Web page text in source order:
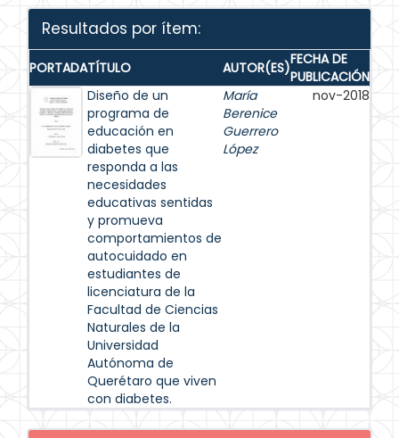
Resultados por ítem:
PORTADATÍTULO AUTOR(ES)FECHA DE
PUBLICACIÓN
Diseño de un
programa de
educación en
diabetes que
responda a las
necesidades
educativas sentidas
y promueva
comportamientos de
autocuidado en
estudiantes de
licenciatura de la
Facultad de Ciencias
Naturales de la
Universidad
Autónoma de
Querétaro que viven
con diabetes.
María
Berenice
Guerrero
López
nov-2018